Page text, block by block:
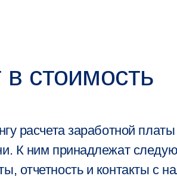
стоимость
расчета заработной
К ним принадлежат
отчетность и контакты с